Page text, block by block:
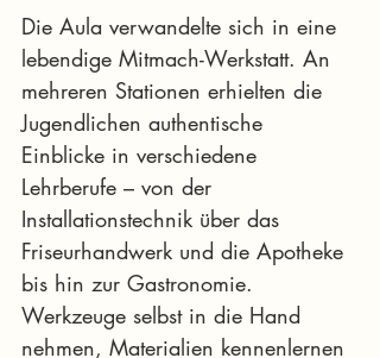
Die Aula verwandelte sich in eine
lebendige Mitmach-Werkstatt. An
mehreren Stationen erhielten die
Jugendlichen authentische
Einblicke in verschiedene
Lehrberufe – von der
Installationstechnik über das
Friseurhandwerk und die Apotheke
bis hin zur Gastronomie.
Werkzeuge selbst in die Hand
nehmen, Materialien kennenlernen